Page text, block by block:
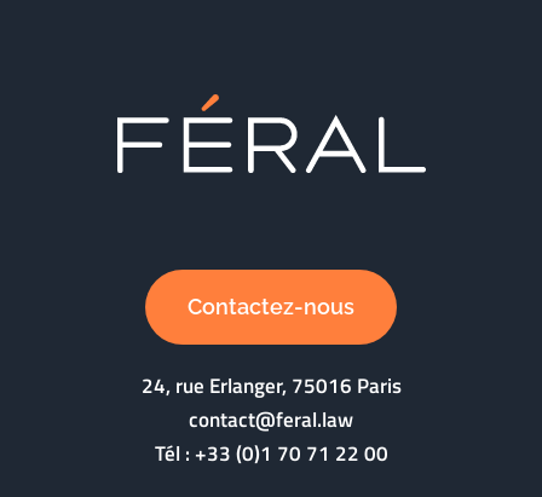
Contactez-nous
24, rue Erlanger, 75016 Paris
contact@feral.law
Tél :+33 (0)1 70 71 22 00